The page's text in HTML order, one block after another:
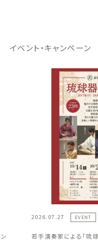
イベント・キャンペーン
2026.07.27 EVENT
若手演奏家による「琉